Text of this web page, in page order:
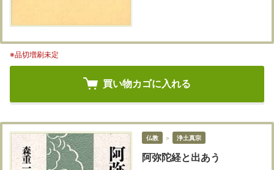
※品切増刷未定
買い物カゴに入れる
仏教 ＞ 浄土真宗
阿弥陀経と出あう